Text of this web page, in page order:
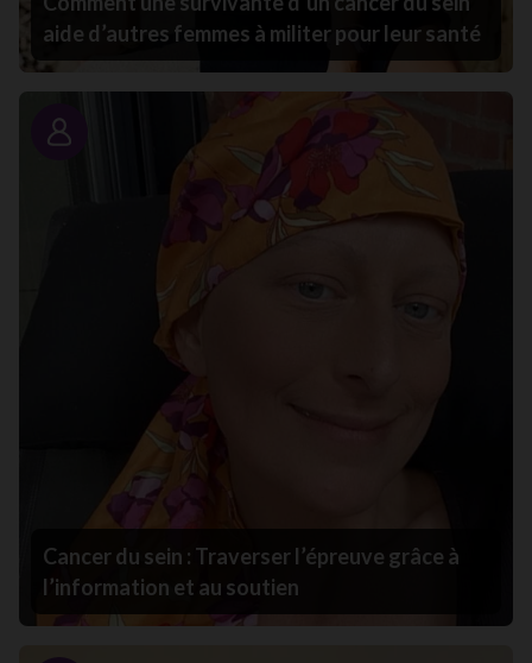
aide d’autres femmes à militer pour leur santé
Portrait
Cancer du sein : Traverser l’épreuve grâce à
l’information et au soutien